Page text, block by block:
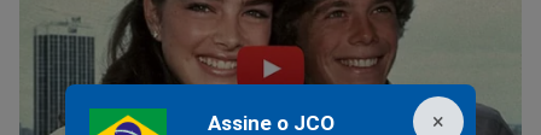
×
Assine o JCO